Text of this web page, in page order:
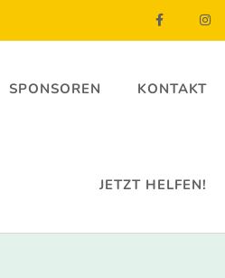
SPONSOREN KONTAKT
JETZT HELFEN!